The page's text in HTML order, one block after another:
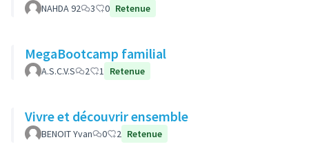
NAHDA 92 3 0 Retenue
MegaBootcamp familial
A.S.C.V.S 2 1 Retenue
Vivre et découvrir ensemble
BENOIT Yvan 0 2 Retenue